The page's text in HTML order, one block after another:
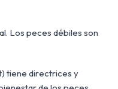
Los peces débiles son
tiene directrices y